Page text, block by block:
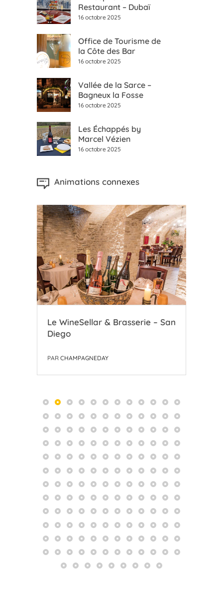
Restaurant – Dubaï
16 octobre 2025
Office de Tourisme de
la Côte des Bar
16 octobre 2025
Vallée de la Sarce –
Bagneux la Fosse
16 octobre 2025
Les Échappés by
Marcel Vézien
16 octobre 2025
Animations connexes
Le WineSellar & Brasserie – San
Diego
PAR CHAMPAGNEDAY